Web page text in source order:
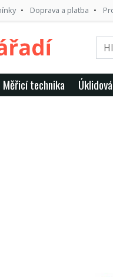
Doprava a platba
Měřicí technika